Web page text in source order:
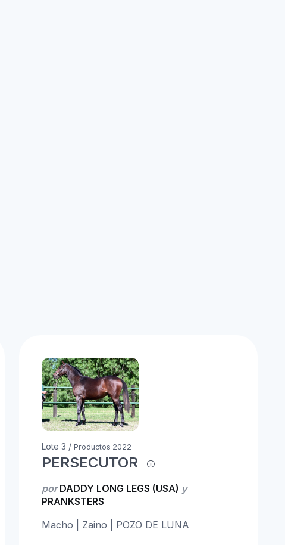
Lote 3 / Productos 2022
PERSECUTOR
porDADDY LONG LEGS (USA) y
PRANKSTERS
Macho | Zaino | POZO DE LUNA